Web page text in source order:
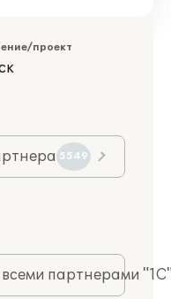
проект
5549
партнерами